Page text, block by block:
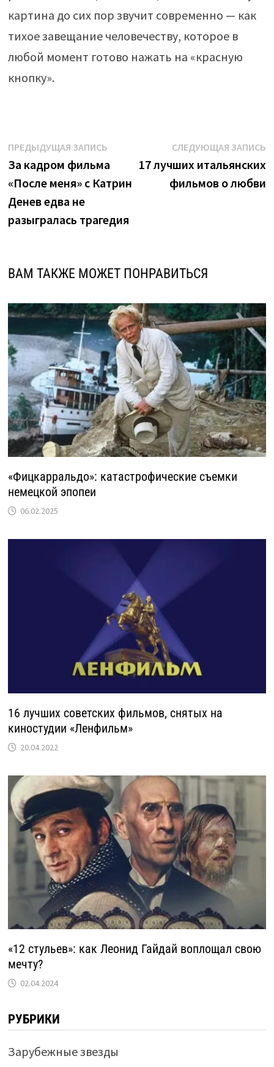
картина до сих пор звучит современно — как
тихое завещание человечеству, которое в
любой момент готово нажать на «красную
кнопку».
Навигация
по
записям
ПРЕДЫДУЩАЯ ЗАПИСЬПредыдущая
запись:
За кадром фильма
«После меня» с Катрин
Денев едва не
разыгралась трагедия
СЛЕДУЮЩАЯ ЗАПИСЬ
17 лучших итальянских
фильмов о любви
ВАМ ТАКЖЕ МОЖЕТ ПОНРАВИТЬСЯ
«Фицкарральдо»: катастрофические съемки
немецкой эпопеи
06.02.2025
16 лучших советских фильмов, снятых на
киностудии «Ленфильм»
20.04.2022
«12 стульев»: как Леонид Гайдай воплощал свою
мечту?
02.04.2024
РУБРИКИ
Зарубежные звезды